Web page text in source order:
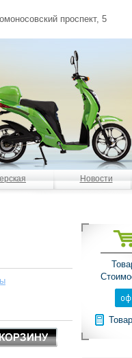
проспект, 5
Новости